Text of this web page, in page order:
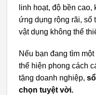
linh hoạt, độ bền
ứng dụng rộng rãi, sổ
vật dụng không thể
Nếu bạn đang tìm
thể hiện phong cách
tặng doanh nghiệp,
chọn tuyệt vời.